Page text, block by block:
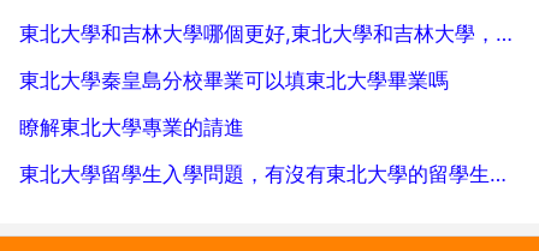
東北大學和吉林大學哪個更好,東北大學和吉林大學，哪個要好一些？
東北大學秦皇島分校畢業可以填東北大學畢業嗎
瞭解東北大學專業的請進
東北大學留學生入學問題，有沒有東北大學的留學生，求幫助